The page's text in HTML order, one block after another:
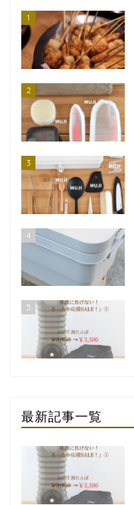
1
2
3
4
5
最新記事一覧